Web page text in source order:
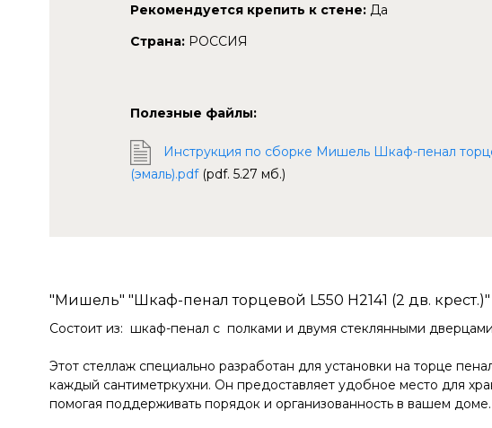
"Мишель" "Шкаф-пенал торцевой L550 H2141 (2 дв. крест.)"
Рекомендуется крепить к стене: Да
Страна: РОССИЯ
Полезные файлы:
Инструкция по сборке Мишель Шкаф-пенал
(эмаль).pdf (pdf. 5.27 мб.)
Состоит из: шкаф-пенал с полками и двумя стеклянными
Этот стеллаж специально разработан для установки на торце
каждый сантиметркухни. Он предоставляет удобное место для
помогая поддерживать порядок и организованность в вашем доме.